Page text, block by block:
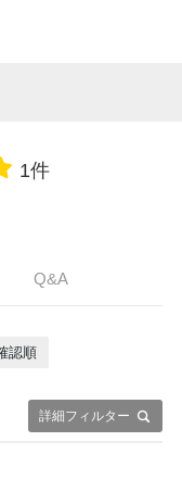
1件
Q&A
詳細フィルター
認順